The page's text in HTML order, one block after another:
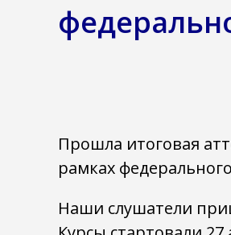
Прошла итоговая
рамках
Наши слушатели